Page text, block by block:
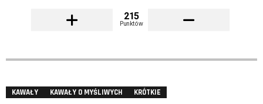
215
Punktów
KAWAŁY KAWAŁY O MYŚLIWYCH KRÓTKIE